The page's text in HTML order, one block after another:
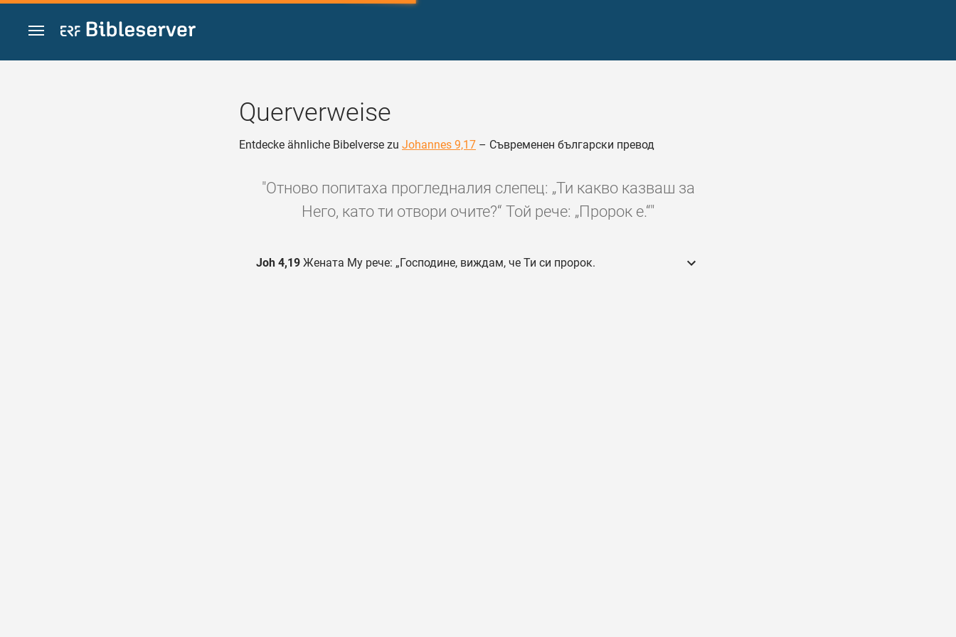
Zum Inhalt springen
Querverweise
Entdecke ähnliche Bibelverse zu Johannes 9,17 – Съвременен български превод
"Отново попитаха прогледналия слепец: „Ти какво казваш за
Него, като ти отвори очите?“ Той рече: „Пророк е.“"
Joh 4,19 Жената Му рече: „Господине, виждам, че Ти си пророк.